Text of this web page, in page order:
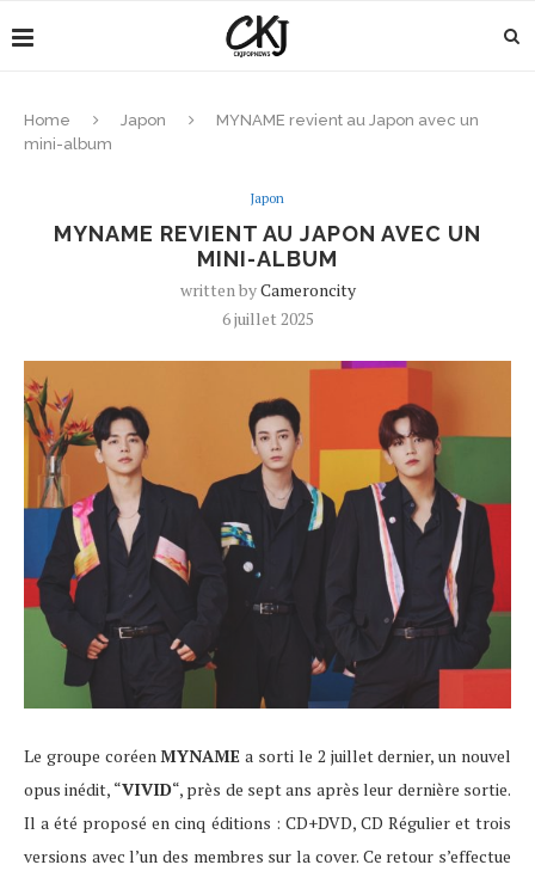
Home Japon
MYNAME revient au Japon avec un
mini-album
Japon
MYNAME REVIENT AU JAPON AVEC UN
MINI-ALBUM
written byCameroncity
6 juillet 2025
Le groupe coréen MYNAME a sorti le 2 juillet dernier, un nouvel
opus inédit, “VIVID“, près de sept ans après leur dernière sortie.
Il a été proposé en cinq éditions : CD+DVD, CD Régulier et trois
versions avec l’un des membres sur la cover. Ce retour s’effectue